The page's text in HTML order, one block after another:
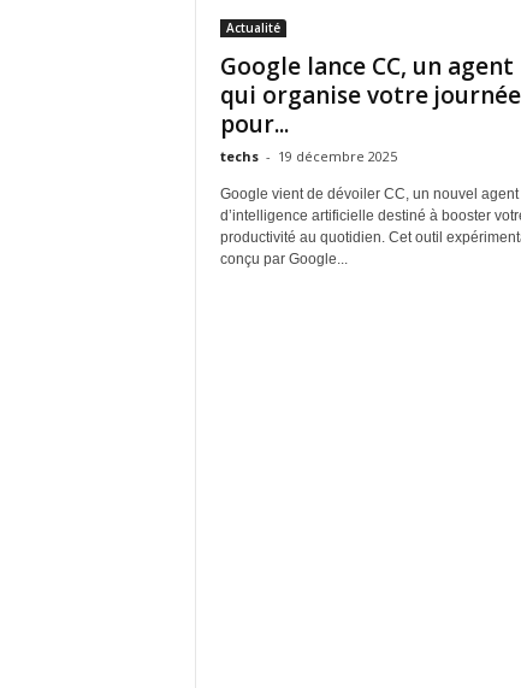
Actualité
Google lance CC, un agent
qui organise votre journée
pour...
techs - 19 décembre 2025
Google vient de dévoiler CC, un nouvel agent
d’intelligence artificielle destiné à booster
productivité au quotidien. Cet outil
conçu par Google...